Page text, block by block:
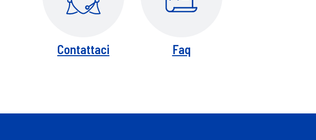
Contattaci Faq